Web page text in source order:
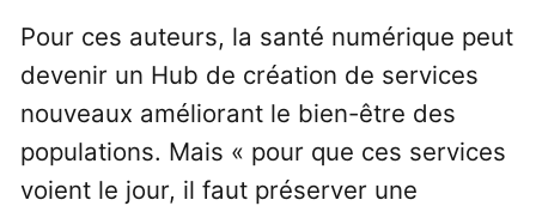
Pour ces auteurs, la santé numérique peut
devenir un Hub de création de services
nouveaux améliorant le bien-être des
populations. Mais « pour que ces services
voient le jour, il faut préserver une